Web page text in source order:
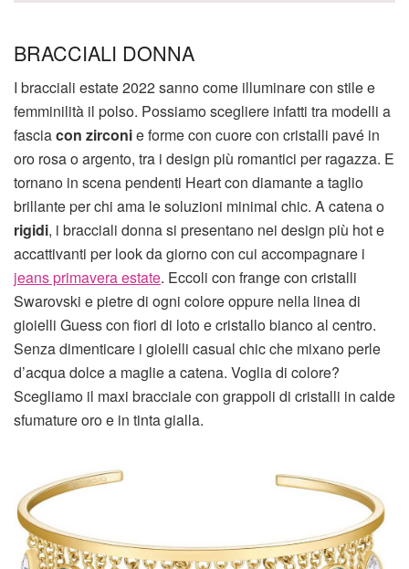
BRACCIALI DONNA
I bracciali estate 2022 sanno come illuminare con stile e
femminilità il polso. Possiamo scegliere infatti tra modelli a
fasciacon zirconie forme con cuore con cristalli pavé in
oro rosa o argento, tra i design più romantici per ragazza. E
tornano in scena pendenti Heart con diamante a taglio
brillante per chi ama le soluzioni minimal chic. A catena o
rigidi, i bracciali donna si presentano nei design più hot e
accattivanti per look da giorno con cui accompagnare i
jeans primavera estate. Eccoli con frange con cristalli
Swarovski e pietre di ogni colore oppure nella linea di
gioielli Guess con fiori di loto e cristallo bianco al centro.
Senza dimenticare i gioielli casual chic che mixano perle
d’acqua dolce a maglie a catena. Voglia di colore?
Scegliamo il maxi bracciale con grappoli di cristalli in calde
sfumature oro e in tinta gialla.